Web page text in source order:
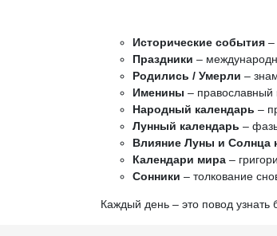
Исторические события –
Праздники –
Родились / Умерли –
Именины –
Народный календарь –
Лунный календарь –
Влияние Луны и Солнца
Календари мира –
Сонники – толкование
Каждый день – это повод